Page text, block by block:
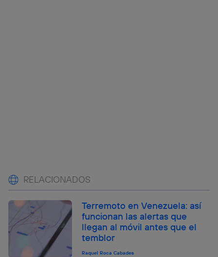
RELACIONADOS
Terremoto en Venezuela: así
funcionan las alertas que
llegan al móvil antes que el
temblor
Raquel Roca Cabades